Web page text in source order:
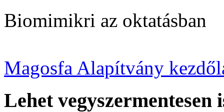
Biomimikri az oktatásban
Magosfa Alapítvány
Lehet vegyszermentesen